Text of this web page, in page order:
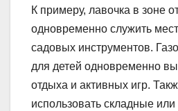
К примеру, лавочка в зоне
одновременно служить
садовых инструментов.
для детей одновременно
отдыха и активных игр.
использовать складные или